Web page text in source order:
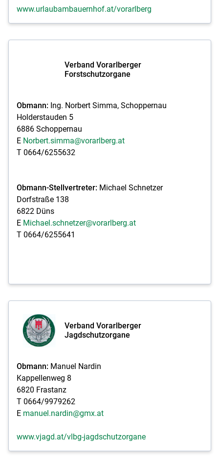
www.urlaubambauernhof.at/vorarlberg
Verband Vorarlberger
Forstschutzorgane
Obmann:Ing. Norbert Simma, Schoppernau
Holderstauden 5
6886 Schoppernau
E Norbert.simma@vorarlberg.at
T 0664/6255632
Obmann-Stellvertreter:Michael Schnetzer
Dorfstraße 138
6822 Düns
E Michael.schnetzer@vorarlberg.at
T 0664/6255641
Verband Vorarlberger
Jagdschutzorgane
Obmann:Manuel Nardin
Kappellenweg 8
6820 Frastanz
T 0664/9979262
E manuel.nardin@gmx.at
www.vjagd.at/vlbg-jagdschutzorgane